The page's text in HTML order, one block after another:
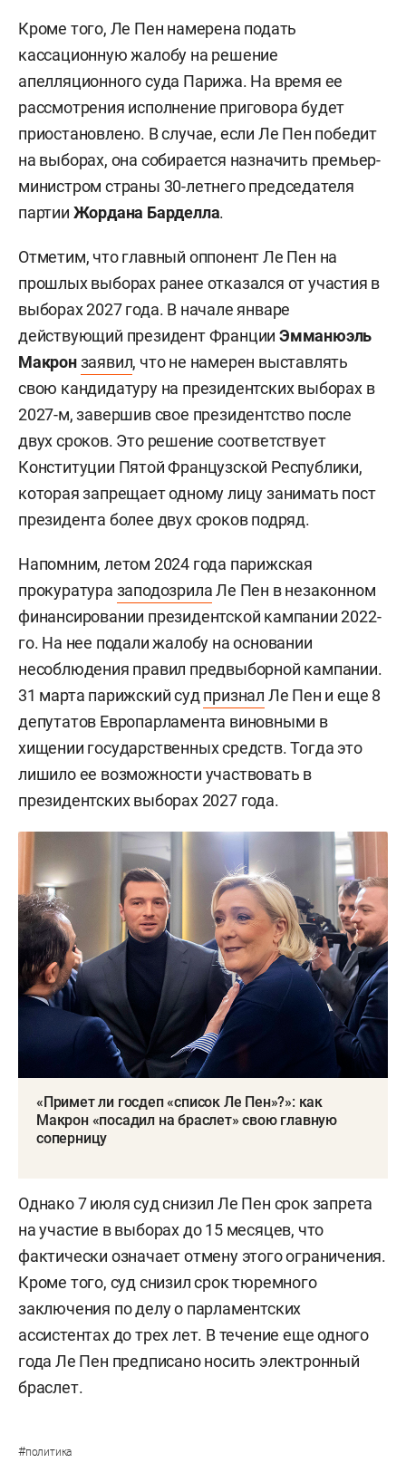
Кроме того, Ле Пен намерена подать
кассационную жалобу на решение
апелляционного суда Парижа. На время ее
рассмотрения исполнение приговора будет
приостановлено. В случае, если Ле Пен победит
на выборах, она собирается назначить премьер-
министром страны 30-летнего председателя
партии Жордана Барделла.
Отметим, что главный оппонент Ле Пен на
прошлых выборах ранее отказался от участия в
выборах 2027 года. В начале январе
действующий президент Франции Эмманюэль
Макронзаявил, что не намерен выставлять
свою кандидатуру на президентских выборах в
2027-м, завершив свое президентство после
двух сроков. Это решение соответствует
Конституции Пятой Французской Республики,
которая запрещает одному лицу занимать пост
президента более двух сроков подряд.
Напомним, летом 2024 года парижская
прокуратура заподозрилаЛе Пен в незаконном
финансировании президентской кампании 2022-
го. На нее подали жалобу на основании
несоблюдения правил предвыборной кампании.
31 марта парижский суд признал Ле Пен и еще 8
депутатов Европарламента виновными в
хищении государственных средств. Тогда это
лишило ее возможности участвовать в
президентских выборах 2027 года.
«Примет ли госдеп «список Ле Пен»?»: как
Макрон «посадил на браслет» свою главную
соперницу
Однако 7 июля суд снизил Ле Пен срок запрета
на участие в выборах до 15 месяцев, что
фактически означает отмену этого ограничения.
Кроме того, суд снизил срок тюремного
заключения по делу о парламентских
ассистентах до трех лет. В течение еще одного
года Ле Пен предписано носить электронный
браслет.
#политика